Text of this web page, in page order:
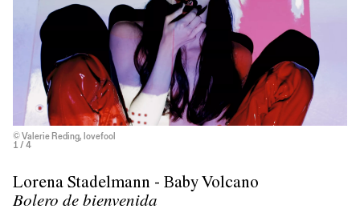
© Valerie Reding, lovefool
1 / 4
Lorena Stadelmann - Baby Volcano
Bolero de bienvenida